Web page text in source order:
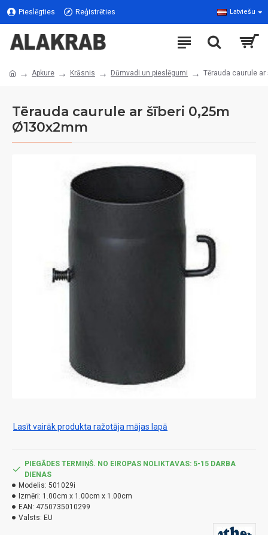
Pieslēgties Reģistrēties Latviešu
Apkure Krāsnis Dūmvadi un pieslēgumi Tērauda caurule
Tērauda caurule ar šīberi 0,25m
Ø130x2mm
Lasīt vairāk produkta ražotāja mājas lapā
PIEGĀDES TERMIŅŠ. NO EIROPAS NOLIKTAVAS: 5-15 DARBA
DIENAS
Modelis: 501029i
Izmēri: 1.00cm x 1.00cm x 1.00cm
EAN: 4750735010299
Valsts: EU